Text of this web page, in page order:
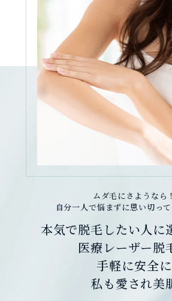
ムダ毛にさようなら！
自分一人で悩まずに思い切っ
本気で脱毛したい人に
医療レーザー脱
手軽に安全に
私も愛され美